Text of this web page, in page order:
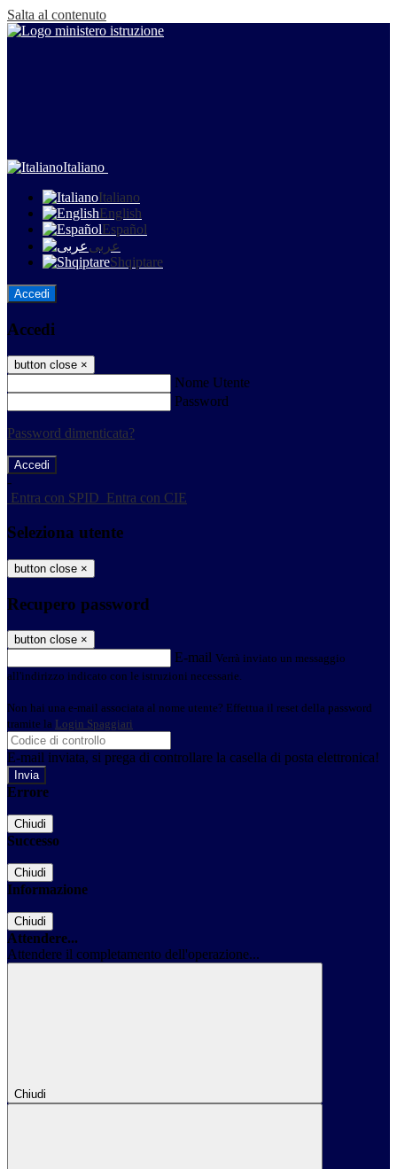
Salta al contenuto
Italiano
Italiano
English
Español
عربى
Shqiptare
Accedi
Accedi
button close ×
Nome Utente
Password
Password dimenticata?
-
Entra con SPID Entra con CIE
Seleziona utente
button close ×
Recupero password
button close ×
E-mail Verrà inviato un messaggio
all'indirizzo indicato con le istruzioni necessarie.
Non hai una e-mail associata al nome utente? Effettua il reset della password
tramite la Login Spaggiari
E-mail inviata, si prega di controllare la casella di posta elettronica!
Errore
Chiudi
Successo
Chiudi
Informazione
Chiudi
Attendere...
Attendere il completamento dell'operazione...
Chiudi